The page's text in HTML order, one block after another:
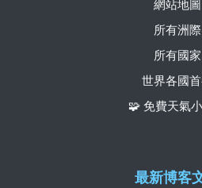
網站地圖
所有洲際
所有國家
世界各國
🧩 免費天氣
最新博客